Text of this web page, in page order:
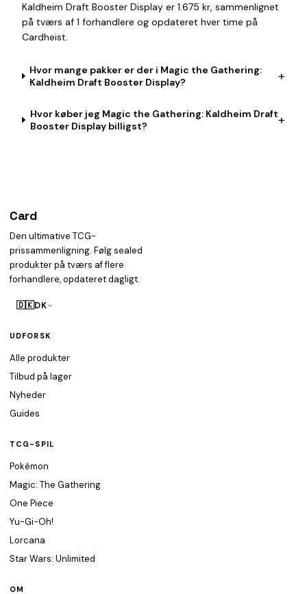
Kaldheim Draft Booster Display er 1.675 kr, sammenlignet
på tværs af 1 forhandlere og opdateret hver time på
Cardheist.
Hvor mange pakker er der i Magic the Gathering:
Kaldheim Draft Booster Display?
+
Hvor køber jeg Magic the Gathering: Kaldheim Draft
Booster Display billigst?
+
Card
Den ultimative TCG-
prissammenligning. Følg sealed
produkter på tværs af flere
forhandlere, opdateret dagligt.
🇩🇰DK
UDFORSK
Alle produkter
Tilbud på lager
Nyheder
Guides
TCG-SPIL
Pokémon
Magic: The Gathering
One Piece
Yu-Gi-Oh!
Lorcana
Star Wars: Unlimited
OM